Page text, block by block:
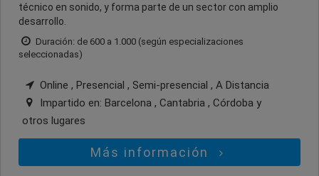
técnico en sonido, y forma parte de un sector con amplio
desarrollo.
Duración: de 600 a 1.000 (según especializaciones
seleccionadas)
Online , Presencial , Semi-presencial , A Distancia
Impartido en: Barcelona , Cantabria , Córdoba y
otros lugares
Más información